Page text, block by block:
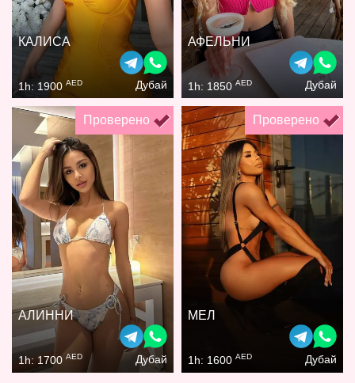
КАЛИСА
1h: 1900 AED Дубай
АФЕЛЬНИ
1h: 1850 AED Дубай
Проверено
АЛИННИ
1h: 1700 AED Дубай
Проверено
МЕЛ
1h: 1600 AED Дубай